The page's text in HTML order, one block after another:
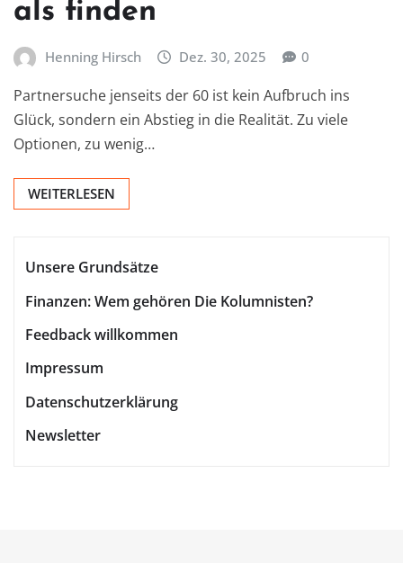
als finden
Henning Hirsch Dez. 30, 2025 0
Partnersuche jenseits der 60 ist kein Aufbruch ins
Glück, sondern ein Abstieg in die Realität. Zu viele
Optionen, zu wenig…
WEITERLESEN
Unsere Grundsätze
Finanzen: Wem gehören Die Kolumnisten?
Feedback willkommen
Impressum
Datenschutzerklärung
Newsletter